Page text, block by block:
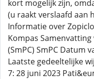
kort mogelijk zijn,
(u raakt verslaafd aan
Informatie over
Kompas
(SmPC) SmPC Datum
Laatste gedeeltelijke
7: 28 juni 2023